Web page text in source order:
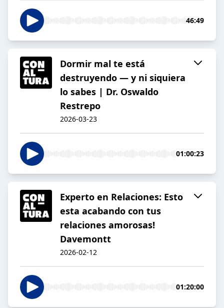
46:49
Dormir mal te está
destruyendo — y ni siquiera
lo sabes | Dr. Oswaldo
Restrepo
2026-03-23
01:00:23
Experto en Relaciones: Esto
esta acabando con tus
relaciones amorosas!
Davemontt
2026-02-12
01:20:00